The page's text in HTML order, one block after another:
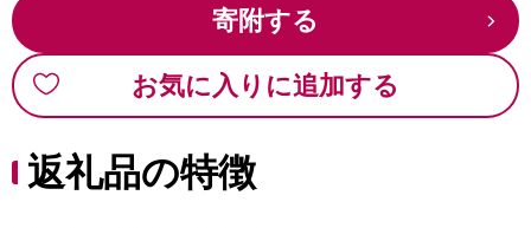
寄附する
お気に入りに追加する
返礼品の特徴